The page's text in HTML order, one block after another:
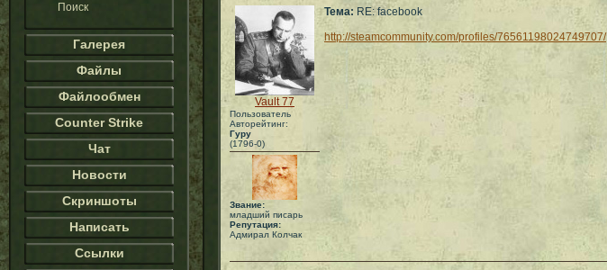
Поиск
Галерея
Файлы
Файлообмен
Counter Strike
Чат
Новости
Скриншоты
Написать
Ссылки
Vault 77
Пользователь
Авторейтинг:
Гуру
(1796-0)
Звание:
младший писарь
Репутация:
Адмирал Колчак
Тема: RE: facebook
http://steamcommunity.com/profiles/76561198024749707/